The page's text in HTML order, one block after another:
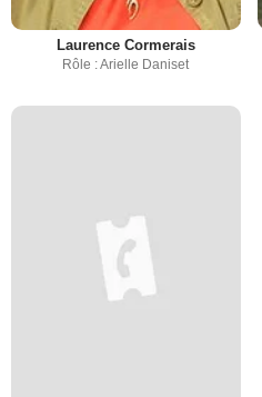
Laurence Cormerais
Rôle : Arielle Daniset